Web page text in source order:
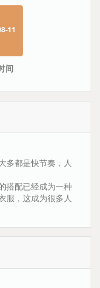
11
间
多都是快节奏，人
搭配已经成为一种
服，这成为很多人